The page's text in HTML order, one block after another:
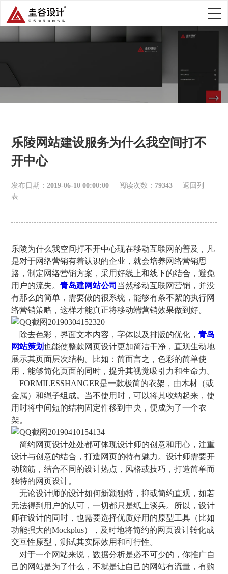
乐陵网站建设服务为什么我空间打不
开中心
发布日期：2019-06-10 00:00:00 阅读次数： 79343
返回列
表
乐陵为什么我空间打不开中心现在移动互联网的普及，凡
是对于网络营销有着认识的企业，就会培养网络营销思
路，制定网络营销方案，采用好线上和线下的结合，避免
用户的流失。青岛建网站公司 当然移动互联网营销，并没
有那么的简单，需要做的很系统，能够有条不絮的执行网
络营销策略，这样才能真正将移动端营销效果做到好。
除去色彩，界面文本内容，字体以及排版的优化，青岛
网站策划也能使整款网页设计更加简洁干净，直观生动地
展示其页面层次结构。比如：简而言之，色彩的简单使
用，能够简化页面的同时，提升其视觉吸引力和生命力。
FORMILESSHANGER是一款极简的衣架，由木材（或
金属）和绳子组成。当不使用时，可以将其收纳起来，使
用时将中间短的结构固定件移到中央，便成为了一个衣
架。
简约网页设计处处都可体现设计师的创意和用心，注重
设计与创意的结合，打造网页的特有魅力。设计师需要开
动脑筋，结合不同的设计热点，风格或技巧，打造简单而
独特的网页设计。
无论设计师的设计如何新颖独特，抑或简约直观，如若
无法得到用户的认可，一切都只是纸上谈兵。所以，设计
师在设计的同时，也需要选择优质好用的原型工具（比如
功能强大的Mockplus），及时地将简约的网页设计转化成
交互性原型，测试其实际效用和可行性。
对于一个网站来说，数据分析是必不可少的，你推广自
己的网站是为了什么，不就是让自己的网站有流量，有购